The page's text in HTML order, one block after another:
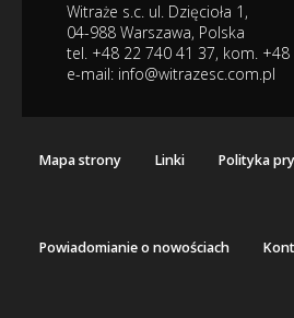
Witraże s.c. ul. Dzięcioła 1,
04-988 Warszawa, Polska
tel. +48 22 740 41 37, kom.
e-mail: info@witrazesc.com.pl
Mapa strony Linki Polityka
Powiadomianie o nowościach